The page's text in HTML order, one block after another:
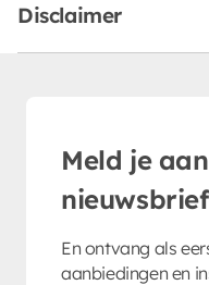
Disclaimer
Meld je
nieuwsbrief
En ontvang als
aanbiedingen en